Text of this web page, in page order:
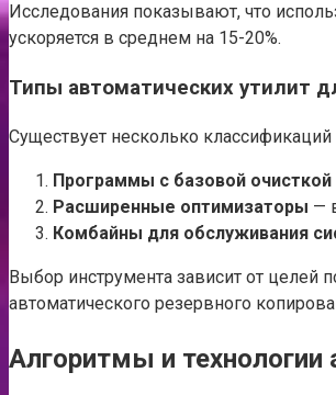
Исследования показывают, что
ускоряется в среднем на 15-20%.
Типы автоматических утилит
Существует несколько
Программы с базовой очисткой
Расширенные оптимизаторы —
Комбайны для обслуживания
Выбор инструмента зависит от целей
автоматического резервного
Алгоритмы и технологии